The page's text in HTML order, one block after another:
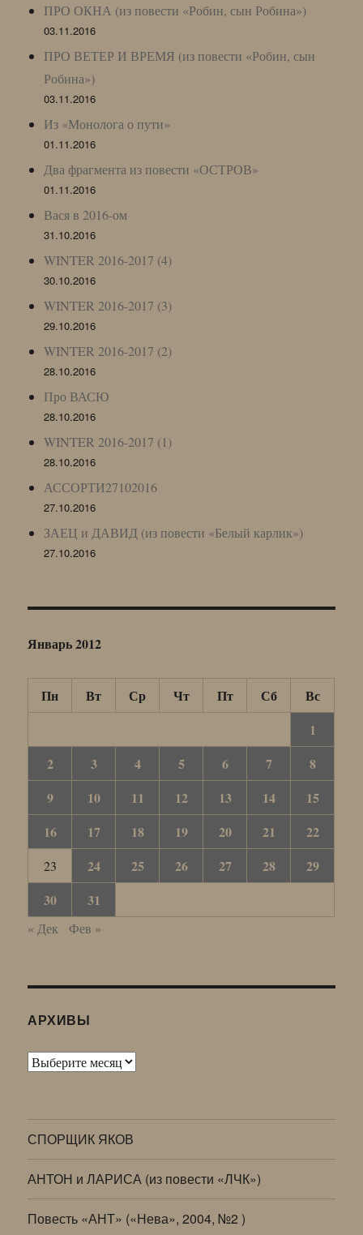
ПРО ОКНА (из повести «Робин, сын Робина»)
03.11.2016
ПРО ВЕТЕР И ВРЕМЯ (из повести «Робин, сын
Робина»)
03.11.2016
Из «Монолога о пути»
01.11.2016
Два фрагмента из повести «ОСТРОВ»
01.11.2016
Вася в 2016-ом
31.10.2016
WINTER 2016-2017 (4)
30.10.2016
WINTER 2016-2017 (3)
29.10.2016
WINTER 2016-2017 (2)
28.10.2016
Про ВАСЮ
28.10.2016
WINTER 2016-2017 (1)
28.10.2016
АССОРТИ27102016
27.10.2016
ЗАЕЦ и ДАВИД (из повести «Белый карлик»)
27.10.2016
Январь 2012
Пн Вт Ср Чт Пт Сб
Вс
1
2
3 4 5 6 7
8
9
10 11 12 13 14
15
16
17 18 19 20 21 22
23 24 25 26 27 28
29
30
31
« Дек Фев »
АРХИВЫ
Архивы
СПОРЩИК ЯКОВ
АНТОН и ЛАРИСА (из повести «ЛЧК»)
Повесть «АНТ» («Нева», 2004, №2 )